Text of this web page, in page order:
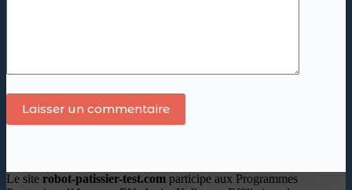
Laisser un commentaire
Le site robot-patissier-test.com participe aux Programmes